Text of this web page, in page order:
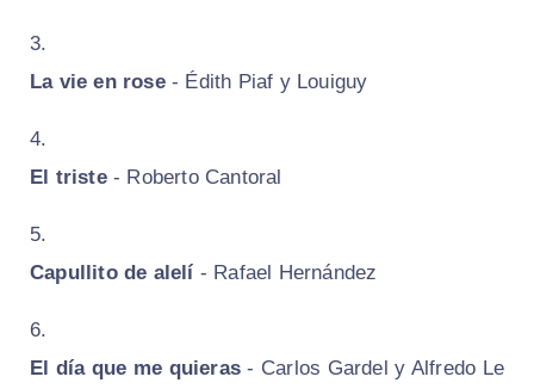
La vie en rose- Édith Piaf y Louiguy
El triste- Roberto Cantoral
Capullito de alelí - Rafael Hernández
El día que me quieras - Carlos Gardel y Alfredo Le